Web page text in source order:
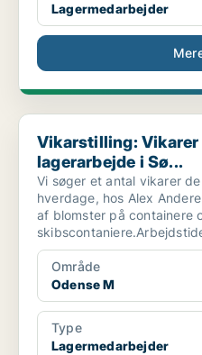
Lagermedarbejder
Vikarstilling: Vikarer søges til
Vikarstilling: Vikarer
lagerarbejde i Sø...
Vi søger et antal vikarer
hverdage, hos Alex
af blomster på containere
Område
Odense M
Type
Lagermedarbejder